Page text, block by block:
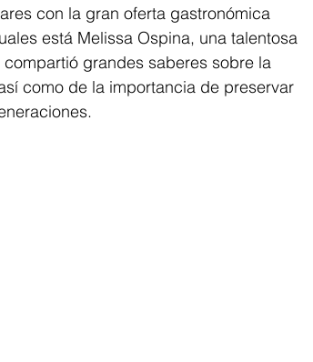
AFROcon la gran oferta gastronómica
está Melissa Ospina, una talentosa
grandes saberes sobre la
como de la importancia de preservar